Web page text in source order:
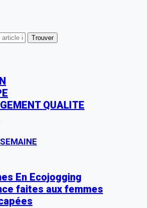
QUALITE
En Ecojogging
faites aux femmes